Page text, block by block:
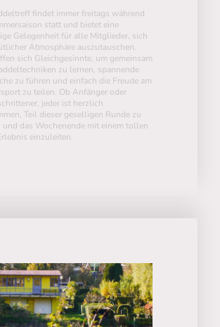
findet immer freitags während
statt und bietet eine
Gelegenheit für alle Mitglieder, sich
Atmosphäre auszutauschen.
sich Gleichgesinnte, um gemeinsam
zu lernen, spannende
zu führen und einfach die Freude am
zu teilen. Ob Anfänger oder
jeder ist herzlich
Teil dieser geselligen Runde zu
und das Wochenende mit einem tollen
einzuleiten.